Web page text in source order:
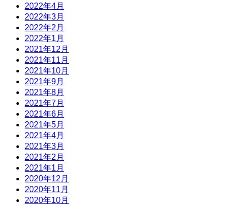
2022年4月
2022年3月
2022年2月
2022年1月
2021年12月
2021年11月
2021年10月
2021年9月
2021年8月
2021年7月
2021年6月
2021年5月
2021年4月
2021年3月
2021年2月
2021年1月
2020年12月
2020年11月
2020年10月